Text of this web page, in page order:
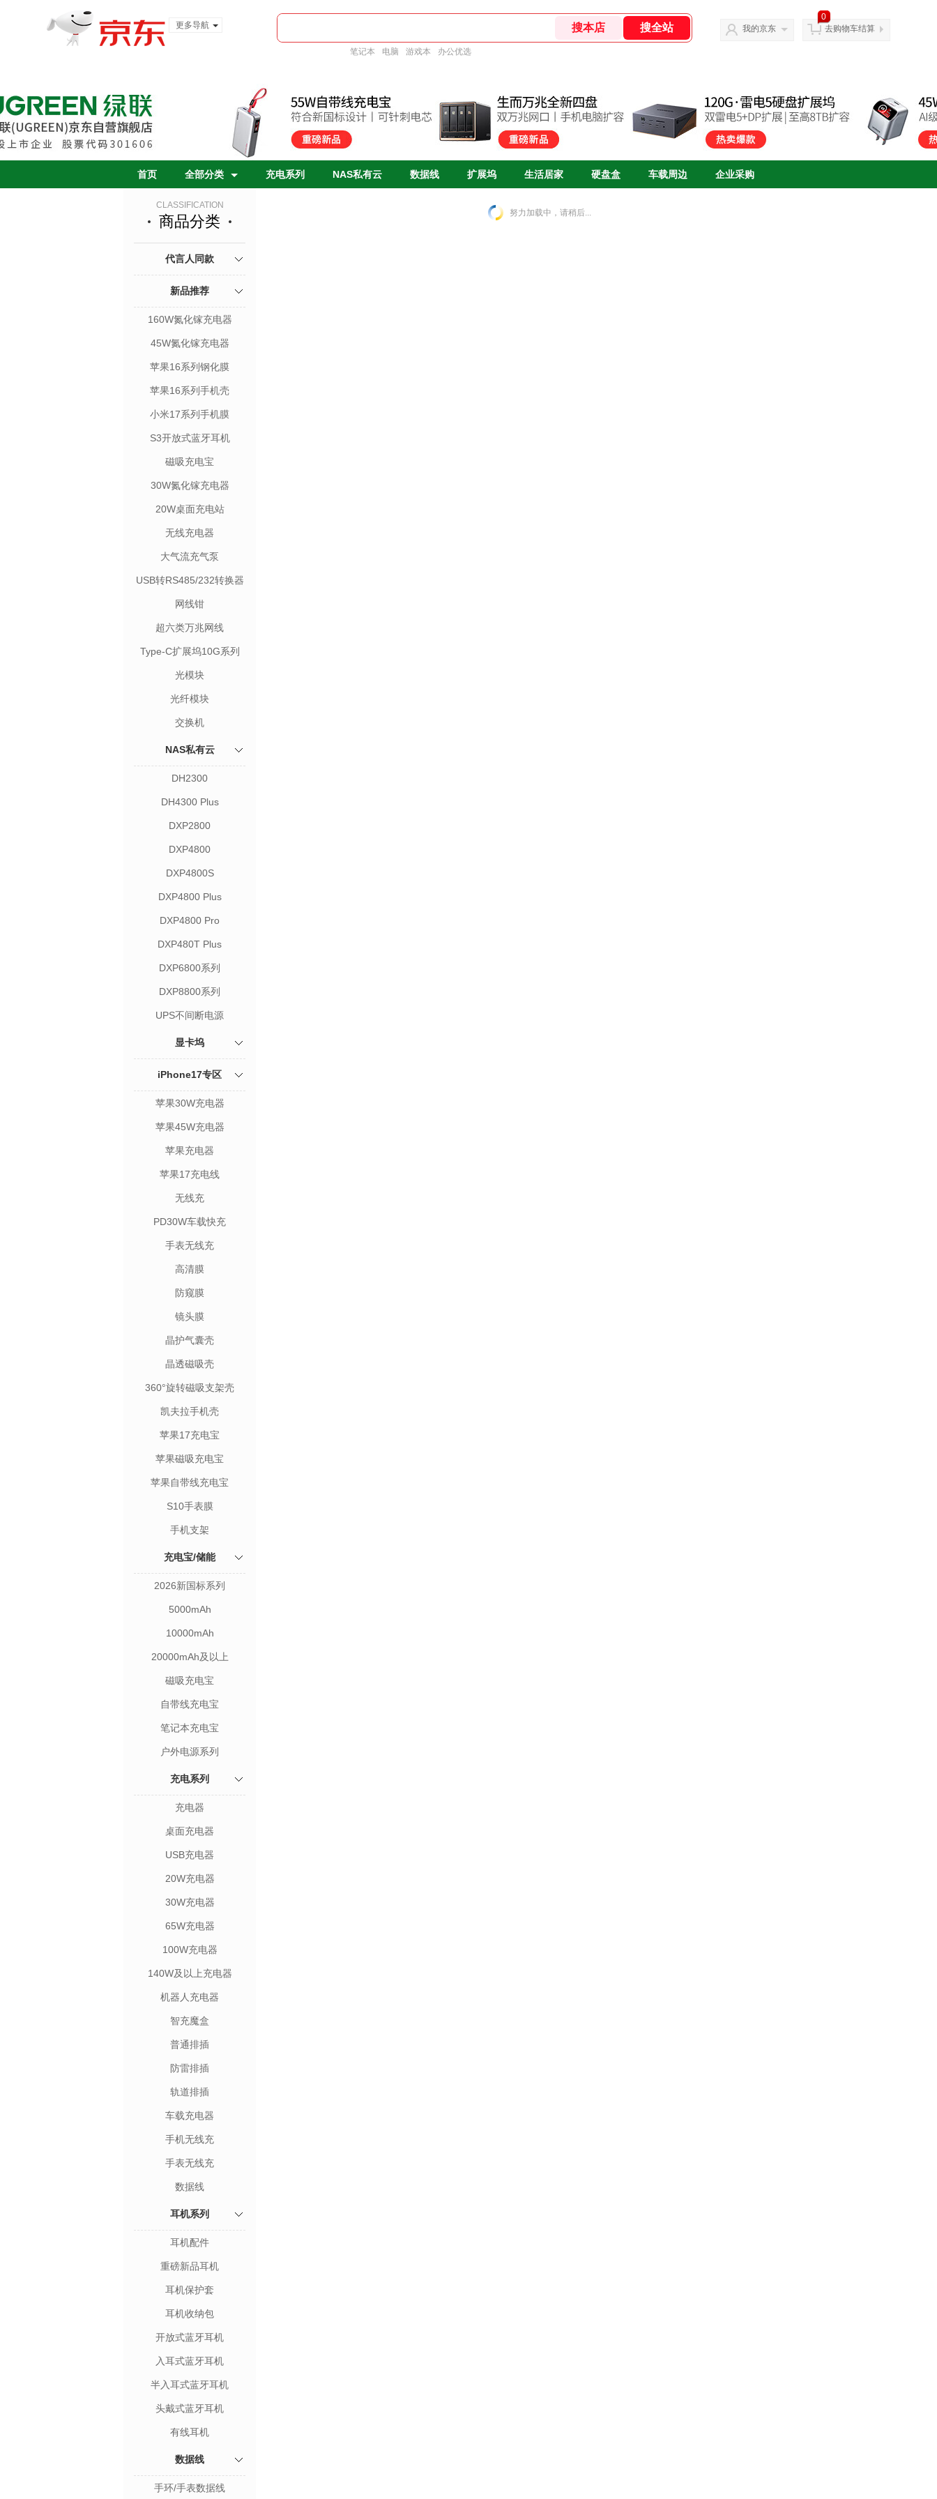
更多导航
笔记本 电脑 游戏本 办公优选
我的京东
0
去购物车结算
首页 全部分类 充电系列 NAS私有云 数据线 扩展坞 生活居家 硬盘盒 车载周边 企业采购
CLASSIFICATION
商品分类
代言人同款
新品推荐
160W氮化镓充电器
45W氮化镓充电器
苹果16系列钢化膜
苹果16系列手机壳
小米17系列手机膜
S3开放式蓝牙耳机
磁吸充电宝
30W氮化镓充电器
20W桌面充电站
无线充电器
大气流充气泵
USB转RS485/232转换器
网线钳
超六类万兆网线
Type-C扩展坞10G系列
光模块
光纤模块
交换机
NAS私有云
DH2300
DH4300 Plus
DXP2800
DXP4800
DXP4800S
DXP4800 Plus
DXP4800 Pro
DXP480T Plus
DXP6800系列
DXP8800系列
UPS不间断电源
显卡坞
iPhone17专区
苹果30W充电器
苹果45W充电器
苹果充电器
苹果17充电线
无线充
PD30W车载快充
手表无线充
高清膜
防窥膜
镜头膜
晶护气囊壳
晶透磁吸壳
360°旋转磁吸支架壳
凯夫拉手机壳
苹果17充电宝
苹果磁吸充电宝
苹果自带线充电宝
S10手表膜
手机支架
充电宝/储能
2026新国标系列
5000mAh
10000mAh
20000mAh及以上
磁吸充电宝
自带线充电宝
笔记本充电宝
户外电源系列
充电系列
充电器
桌面充电器
USB充电器
20W充电器
30W充电器
65W充电器
100W充电器
140W及以上充电器
机器人充电器
智充魔盒
普通排插
防雷排插
轨道排插
车载充电器
手机无线充
手表无线充
数据线
耳机系列
耳机配件
重磅新品耳机
耳机保护套
耳机收纳包
开放式蓝牙耳机
入耳式蓝牙耳机
半入耳式蓝牙耳机
头戴式蓝牙耳机
有线耳机
数据线
手环/手表数据线
努力加载中，请稍后...